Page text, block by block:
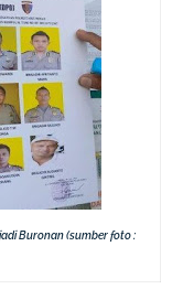
Buronan (sumber foto :